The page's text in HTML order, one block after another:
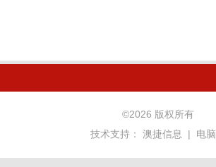
©2026 版权所有
技术支持： 澳捷信息 | 电